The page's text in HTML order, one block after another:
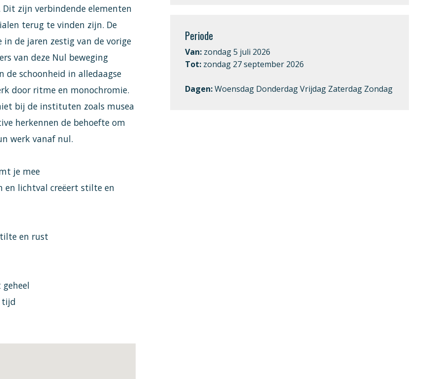
zijn verbindende elementen
terug te vinden zijn. De
de jaren zestig van de vorige
van deze Nul beweging
schoonheid in alledaagse
door ritme en monochromie.
bij de instituten zoals musea
herkennen de behoefte om
werk vanaf nul.
je mee
en lichtval creëert stilte en
en rust
tijd
Periode
Van:zondag 5 juli 2026
Tot:zondag 27 september 2026
Dagen:Woensdag Donderdag Vrijdag Zaterdag Zondag